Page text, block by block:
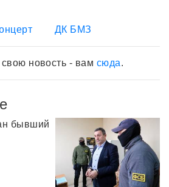
ДК БМЗ
новость - вам сюда.
бывший